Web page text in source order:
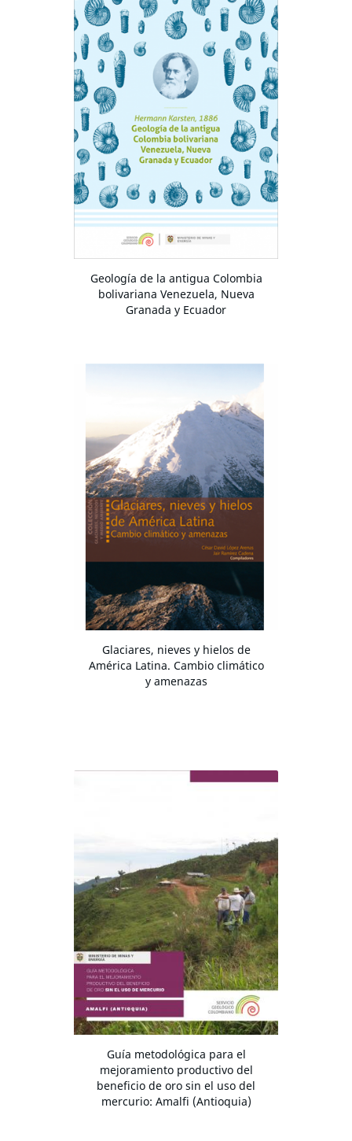
Geología de la antigua Colombia
bolivariana Venezuela, Nueva
Granada y Ecuador
Glaciares, nieves y hielos de
América Latina. Cambio climático
y amenazas
Guía metodológica para el
mejoramiento productivo del
beneficio de oro sin el uso del
mercurio: Amalfi (Antioquia)